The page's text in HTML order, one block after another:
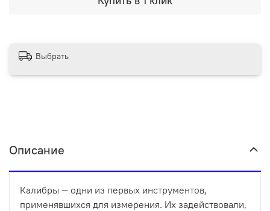
Выбрать
Описание
Калибры — одни из первых инструментов,
применявшихся для измерения. Их задействовали,